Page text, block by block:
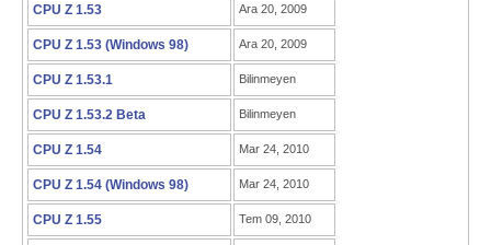
CPU Z 1.53 Ara 20, 2009
CPU Z 1.53 (Windows 98) Ara 20, 2009
CPU Z 1.53.1 Bilinmeyen
CPU Z 1.53.2 Beta Bilinmeyen
CPU Z 1.54 Mar 24, 2010
CPU Z 1.54 (Windows 98) Mar 24, 2010
CPU Z 1.55 Tem 09, 2010